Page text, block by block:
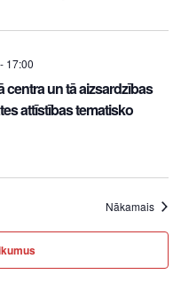
- 17:00
un tā aizsardzības
attīstības tematisko
Nākamais